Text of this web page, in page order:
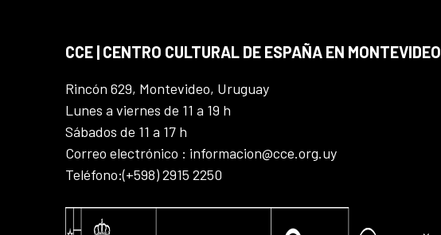
CCE | CENTRO CULTURAL DE ESPAÑA EN MONTEVIDEO
Rincón 629, Montevideo, Uruguay
Lunes a viernes de 11 a 19 h
Sábados de 11 a 17 h
Correo electrónico : informacion@cce.org.uy
Teléfono:(+598) 2915 2250